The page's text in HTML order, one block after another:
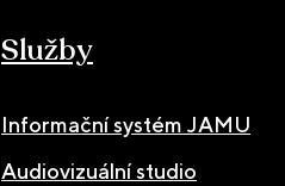
Služby
Informační systém JAMU
Audiovizuální studio